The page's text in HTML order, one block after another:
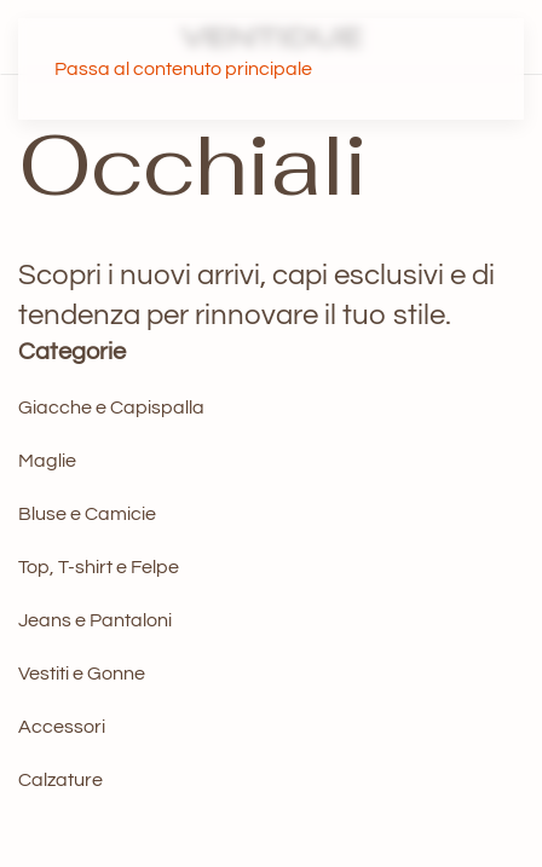
Passa al contenuto principale
Categorie
Giacche e Capispalla
Maglie
Bluse e Camicie
Top, T-shirt e Felpe
Jeans e Pantaloni
Vestiti e Gonne
Accessori
Calzature
Occhiali
Scopri i nuovi arrivi, capi esclusivi e di
tendenza per rinnovare il tuo stile.